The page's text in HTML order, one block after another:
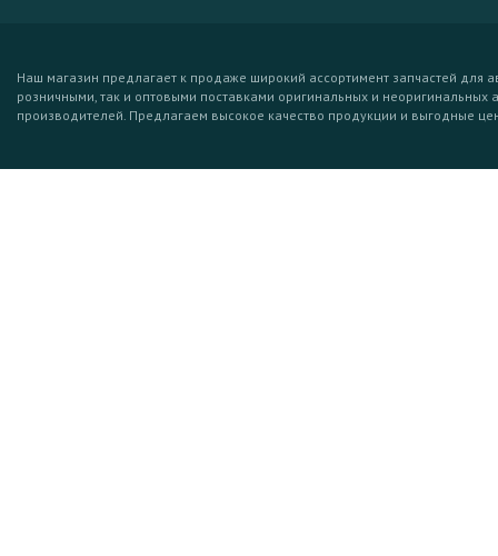
Наш магазин предлагает к продаже широкий ассортимент запчастей для
розничными, так и оптовыми поставками оригинальных и неоригинальных
производителей. Предлагаем высокое качество продукции и выгодные